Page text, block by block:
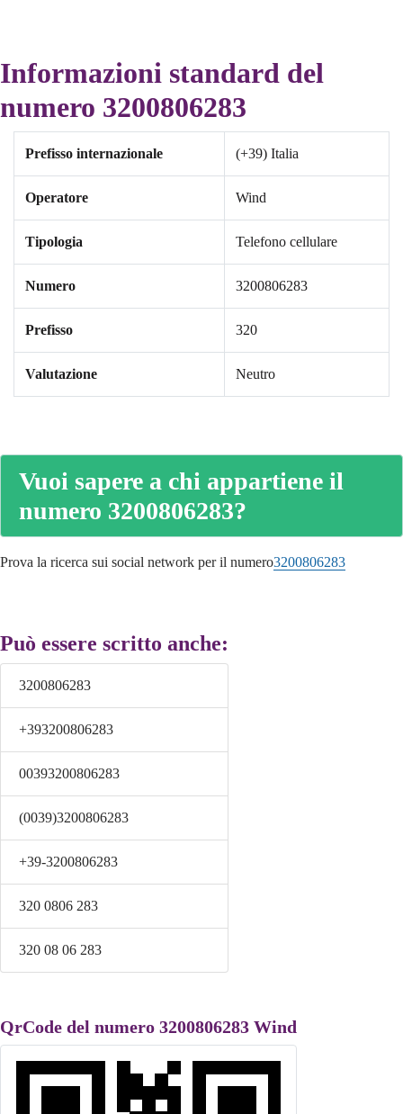
Informazioni standard del
numero 3200806283
Prefisso internazionale (+39) Italia
Operatore Wind
Tipologia Telefono cellulare
Numero 3200806283
Prefisso 320
Valutazione Neutro
Vuoi sapere a chi appartiene il
numero 3200806283?
Prova la ricerca sui social network per il numero3200806283
Può essere scritto anche:
3200806283
+393200806283
00393200806283
(0039)3200806283
+39-3200806283
320 0806 283
320 08 06 283
QrCode del numero 3200806283 Wind